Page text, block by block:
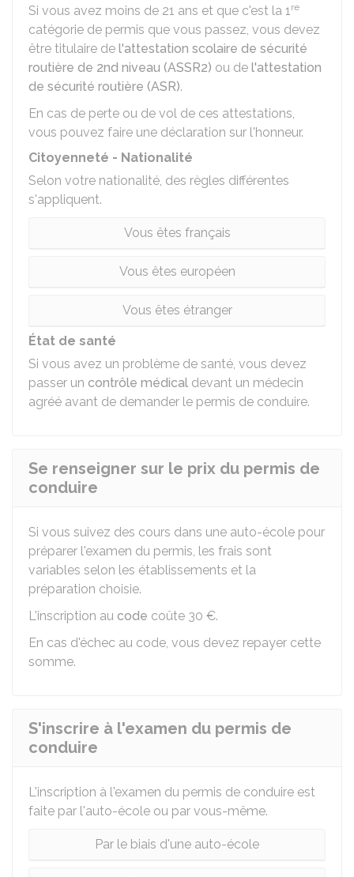
Si vous avez moins de 21 ans et que c'est la 1re
catégorie de permis que vous passez, vous devez
être titulaire de l'attestation scolaire de sécurité
routière de 2nd niveau (ASSR2) ou de l'attestation
de sécurité routière (ASR).
En cas de perte ou de vol de ces attestations,
vous pouvez faire une déclaration sur l'honneur.
Citoyenneté - Nationalité
Selon votre nationalité, des règles différentes
s'appliquent.
Vous êtes français
Vous êtes européen
Vous êtes étranger
État de santé
Si vous avez un problème de santé, vous devez
passer un contrôle médical devant un médecin
agréé avant de demander le permis de conduire.
Se renseigner sur le prix du permis de
conduire
Si vous suivez des cours dans une auto-école pour
préparer l'examen du permis, les frais sont
variables selon les établissements et la
préparation choisie.
L'inscription au code coûte 30 €.
En cas d'échec au code, vous devez repayer cette
somme.
S'inscrire à l'examen du permis de
conduire
L'inscription à l'examen du permis de conduire est
faite par l'auto-école ou par vous-même.
Par le biais d'une auto-école